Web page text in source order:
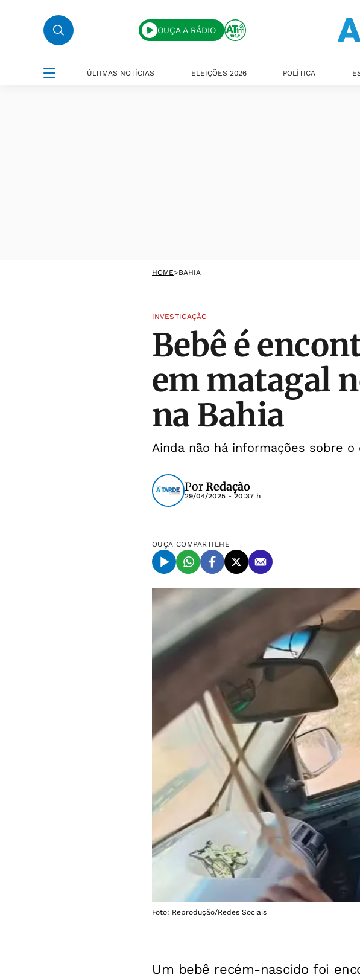
OUÇA A RÁDIO
ÚLTIMAS NOTÍCIAS ELEIÇÕES 2026 POLÍTICA
HOME>BAHIA
INVESTIGAÇÃO
Bebê é
em matagal
na Bahia
Ainda não há informações sobre
PorRedação
29/04/2025 - 20:37 h
OUÇA COMPARTILHE
Foto: Reprodução/Redes Sociais
Um bebê recém-nascido foi